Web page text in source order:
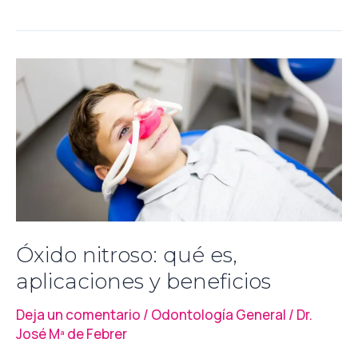
Óxido nitroso: qué es,
aplicaciones y beneficios
Deja un comentario / Odontología General / Dr.
José Mª de Febrer
nitroso:
es,
aplicaciones
beneficios